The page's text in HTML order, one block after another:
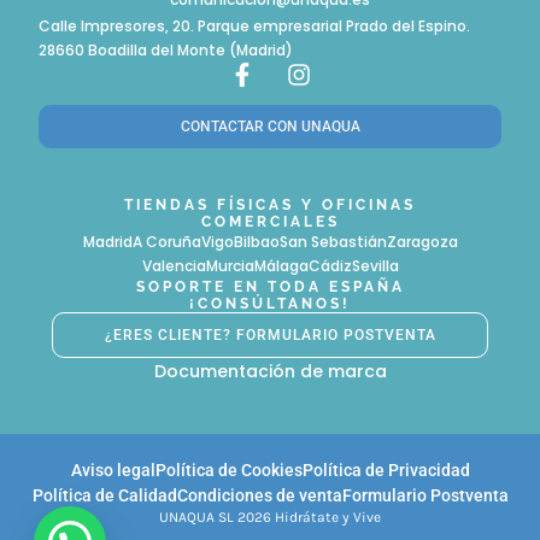
Calle Impresores, 20. Parque empresarial Prado del Espino.
28660 Boadilla del Monte (Madrid)
F
a
c
e
o
o
k
-
f
I
n
s
t
g
r
a
m
CONTACTAR CON UNAQUA
TIENDAS FÍSICAS Y OFICINAS
COMERCIALES
MadridA CoruñaVigoBilbaoSan SebastiánZaragoza
ValenciaMurciaMálagaCádizSevilla
SOPORTE EN TODA ESPAÑA
¡CONSÚLTANOS!
¿ERES CLIENTE? FORMULARIO POSTVENTA
Documentación de marca
Aviso legal Política de CookiesPolítica de Privacidad
Política de CalidadCondiciones de ventaFormulario Postventa
UNAQUA SL 2026 Hidrátate y Vive